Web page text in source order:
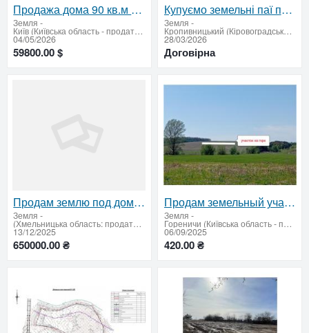
Продажа дома 90 кв.м на Осокорках — 6 соток, 130 м до берега реки Днепр
Земля -
Київ (Київська область - продати купити)
04/05/2026
59800.00 $
Купуємо земельні паї по всій Україні. Дорого
Земля -
Кропивницький (Кіровоградська область продати купити)
28/03/2026
Договірна
Продам землю под дом в городе Дубово
Земля -
(Хмельницька область: продати купити)
13/12/2025
650000.00 ₴
Продам земельный участок в селе Гореничи, 5 км от Киева
Земля -
Гореничи (Київська область - продати купити)
06/09/2025
420.00 ₴